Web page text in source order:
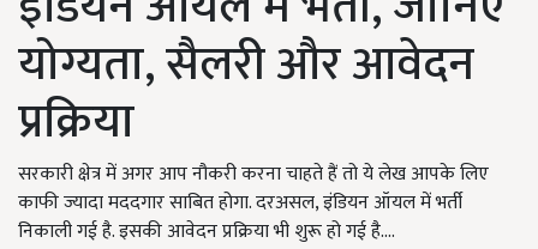
योग्यता, सैलरी और आवेदन
प्रक्रिया
सरकारी क्षेत्र में अगर आप नौकरी करना चाहते हैं तो ये लेख आपके लिए
काफी ज्यादा मददगार साबित होगा. दरअसल, इंडियन ऑयल में भर्ती
निकाली गई है. इसकी आवेदन प्रक्रिया भी शुरू हो गई है....